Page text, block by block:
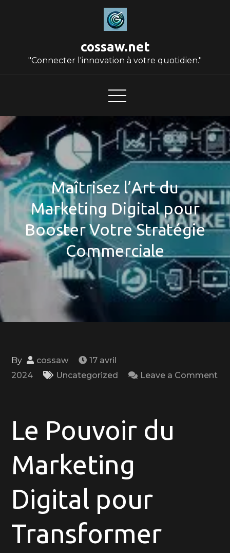
cossaw.net
"Connecter l'innovation à votre quotidien."
Maîtrisez l’Art du
Marketing Digital pour
Booster Votre Stratégie
Commerciale
By cossaw
17 avril
2024
Uncategorized
Leave a Comment
Digital
pour
Booster
Votre
Commerciale
Le Pouvoir du
Marketing
Digital pour
Transformer